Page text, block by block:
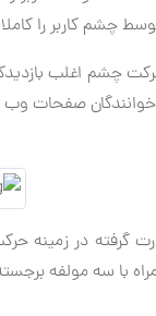
چشم کاربر را کاملا
صفحات